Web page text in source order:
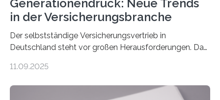
Generationendruck: Neue Trends
in der Versicherungsbranche
Der selbstständige Versicherungsvertrieb in
Deutschland steht vor großen Herausforderungen. Das
Dr. Matthias Beenken und Prof. Dr. Lukas Linnenbrink
Bundesverbands Deutscher Versicherungskaufleute e.V.
11.09.2025